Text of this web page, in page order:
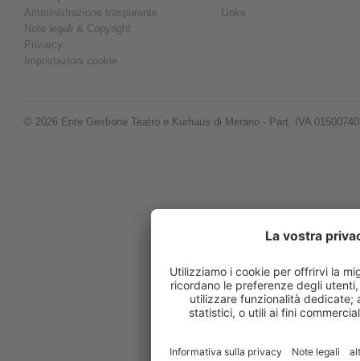
Amministrazione trasparente
Note legali & Copyright
Privarcy
Impostazioni cookie
Links
© 2026 Ente Gestione Teatro e Kurhaus di Merano - Part. IVA